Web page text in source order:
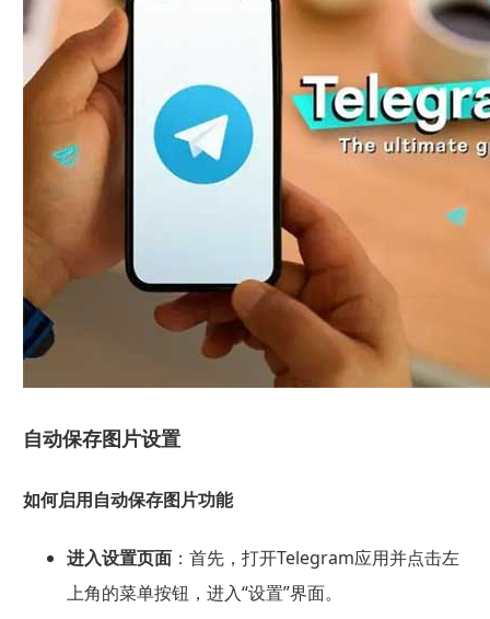
自动保存图片设置
如何启用自动保存图片功能
进入设置页面：首先，打开Telegram应用并点击左
上角的菜单按钮，进入“设置”界面。